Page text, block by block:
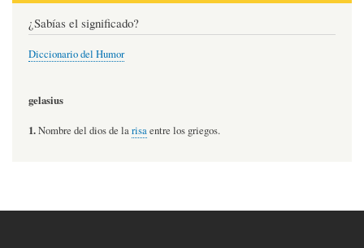
¿Sabías el significado?
Diccionario del Humor
gelasius
1.Nombre del dios de larisaentre los griegos.